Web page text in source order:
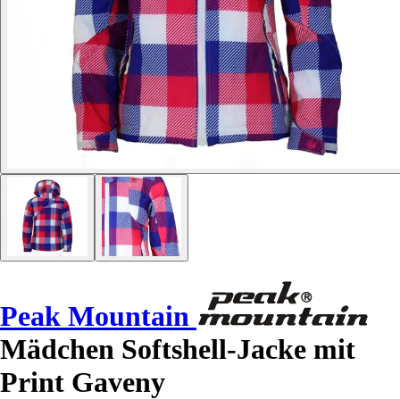
Peak Mountain
Mädchen Softshell-Jacke mit
Print Gaveny